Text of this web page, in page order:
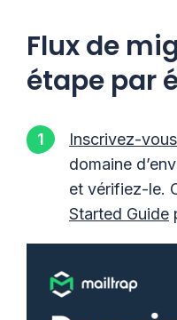
Flux de
étape par
Inscrivez-vous
domaine
et vérifiez-le.
Started Guide